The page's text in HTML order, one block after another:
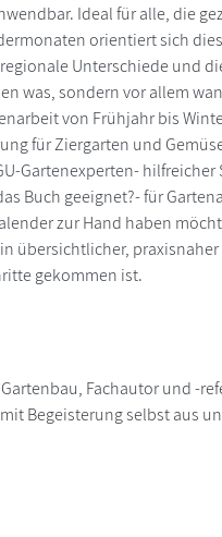
Ideal für alle, die
orientiert sich
Unterschiede und
was, sondern vor allem
von Frühjahr bis
für Ziergarten und
Gartenexperten-
Buch geeignet?- für
zur Hand haben
übersichtlicher,
gekommen ist.
Fachautor und -
Begeisterung selbst aus